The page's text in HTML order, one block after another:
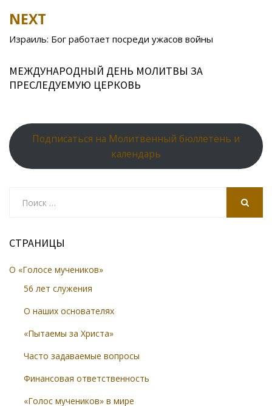
ki
NEXT
Израиль: Бог работает посреди ужасов войны
МЕЖДУНАРОДНЫЙ ДЕНЬ МОЛИТВЫ ЗА
ПРЕСЛЕДУЕМУЮ ЦЕРКОВЬ
Подписаться на Молитвенный бюллетень и
календарь
СТРАНИЦЫ
О «Голосе мучеников»
56 лет служения
О наших основателях
«Пытаемы за Христа»
Часто задаваемые вопросы
Финансовая ответственность
«Голос мучеников» в мире